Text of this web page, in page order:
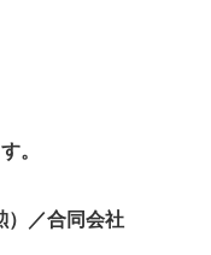
。
）／合同会社